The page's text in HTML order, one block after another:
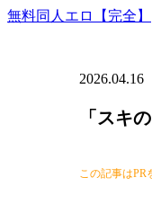
無料同人エロ【完全】
2026.04.16
「スキ
この記事はPR